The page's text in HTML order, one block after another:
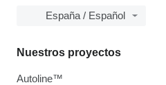
España / Español
Nuestros proyectos
Autoline™